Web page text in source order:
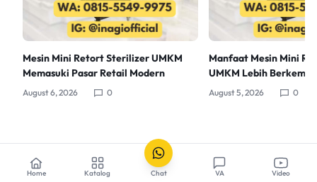
Mesin Mini Retort Sterilizer UMKM
Memasuki Pasar Retail Modern
August 6, 2026 0
Manfaat Mesin Mini
UMKM Lebih
August 5, 2026 0
Home Katalog Chat VA Video